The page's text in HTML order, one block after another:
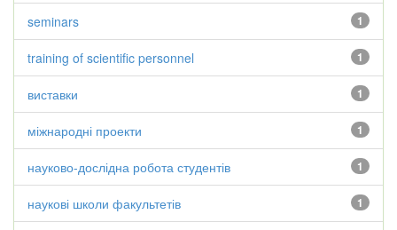
1
seminars
1
training of scientific personnel
1
виставки
1
міжнародні проекти
1
науково-дослідна робота студентів
1
наукові школи факультетів